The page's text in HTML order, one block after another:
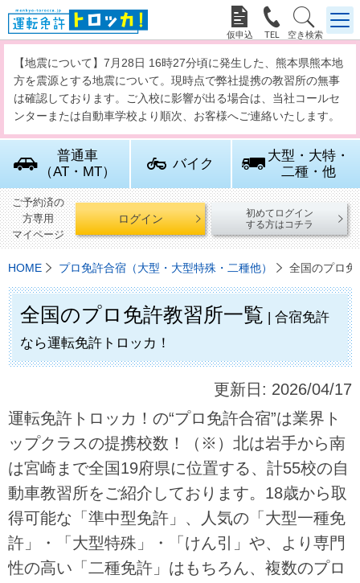
  
【地震について】7月28日 16時27分頃に発生した、熊本県熊本地
方を震源とする地震について。現時点で弊社提携の教習所の無事
は確認しております。ご入校に影響が出る場合は、当社コールセ
ンターまたは自動車学校より順次、お客様へご連絡いたします。
普通車
（AT・MT）
バイク
大型・大特・
二種・他
ご予約済の
方専用
マイページ
ログイン
初めてログイン
する方はコチラ
HOME プロ免許合宿（大型・大型特殊・二種他） 全国のプロ
全国のプロ免許教習所一覧 | 合宿免許
なら運転免許トロッカ！
更新日: 2026/04/17
運転免許トロッカ！の“プロ免許合宿”は業界ト
ップクラスの提携校数！（※）北は岩手から南
は宮崎まで全国19府県に位置する、計55校の自
動車教習所をご紹介しております。18歳から取
得可能な「準中型免許」、人気の「大型一種免
許」・「大型特殊」・「けん引」や、より専門
性の高い「二種免許」はもちろん、複数のプロ